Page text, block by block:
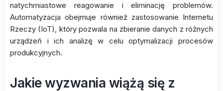
natychmiastowe reagowanie i eliminację problemów.
Automatyzacja obejmuje również zastosowanie Internetu
Rzeczy (IoT), który pozwala na zbieranie danych z różnych
urządzeń i ich analizę w celu optymalizacji procesów
produkcyjnych.
Jakie wyzwania wiążą się z